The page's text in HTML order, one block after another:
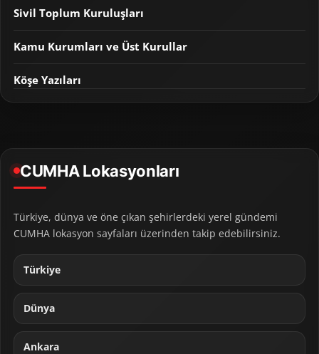
Sivil Toplum Kuruluşları
Kamu Kurumları ve Üst Kurullar
Köşe Yazıları
CUMHA Lokasyonları
Türkiye, dünya ve öne çıkan şehirlerdeki yerel gündemi
CUMHA lokasyon sayfaları üzerinden takip edebilirsiniz.
Türkiye
Dünya
Ankara